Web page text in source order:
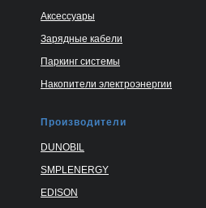
Аксессуары
Зарядные кабели
Паркинг системы
Накопители электроэнергии
Производители
DUNOBIL
SMPLENERGY
EDISON